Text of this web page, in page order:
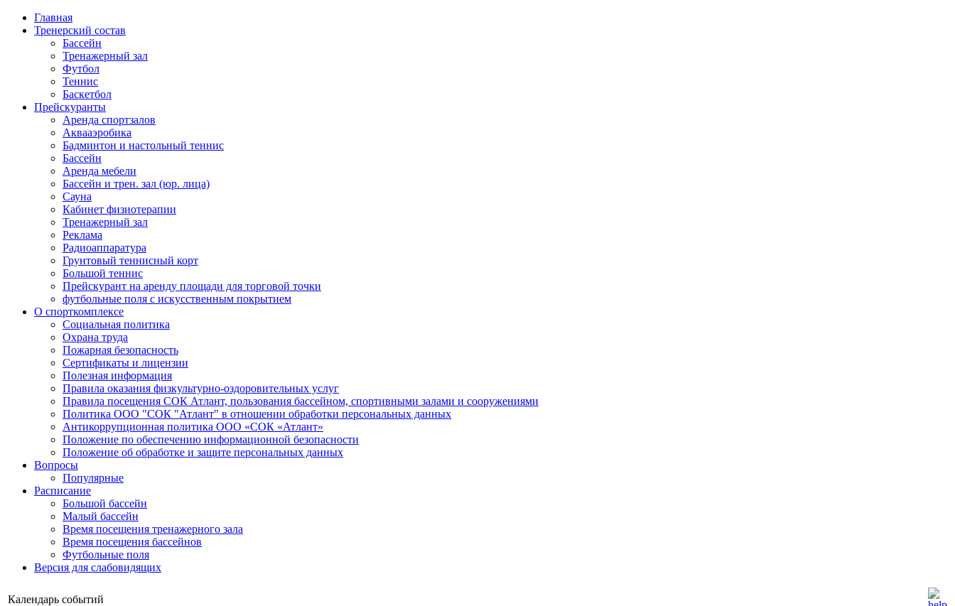
Главная
Тренерский состав
Бассейн
Тренажерный зал
Футбол
Теннис
Баскетбол
Прейскуранты
Аренда спортзалов
Аквааэробика
Бадминтон и настольный теннис
Бассейн
Аренда мебели
Бассейн и трен. зал (юр. лица)
Сауна
Кабинет физиотерапии
Тренажерный зал
Реклама
Радиоаппаратура
Грунтовый теннисный корт
Большой теннис
Прейскурант на аренду площади для торговой точки
футбольные поля с искусственным покрытием
О спорткомплексе
Социальная политика
Охрана труда
Пожарная безопасность
Сертификаты и лицензии
Полезная информация
Правила оказания физкультурно-оздоровительных услуг
Правила посещения СОК Атлант, пользования бассейном, спортивными залами и сооружениями
Политика ООО "СОК "Атлант" в отношении обработки персональных данных
Антикоррупционная политика ООО «СОК «Атлант»
Положение по обеспечению информационной безопасности
Положение об обработке и защите персональных данных
Вопросы
Популярные
Расписание
Большой бассейн
Малый бассейн
Время посещения тренажерного зала
Время посещения бассейнов
Футбольные поля
Версия для слабовидящих
Календарь событий